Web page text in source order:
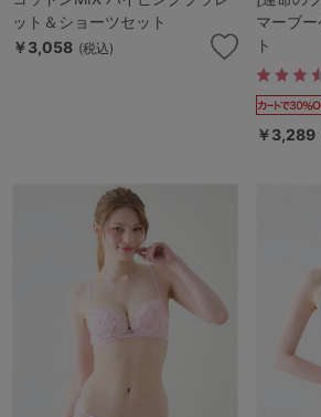
ット＆ショーツセット
￥3,058 (税込)
マーブ
ト
￥3,289